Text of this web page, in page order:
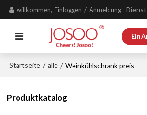
willkommen, Einloggen / Anmeldung
Ein
Startseite / alle / Weinkühlschrank preis
Produktkatalog